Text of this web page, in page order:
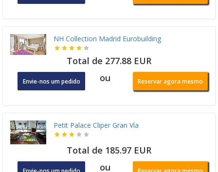
NH Collection Madrid Eurobuilding
Total de 277.88 EUR
Envie-nos um pedido ou Reservar agora mesmo
Petit Palace Cliper Gran Vía
Total de 185.97 EUR
ou